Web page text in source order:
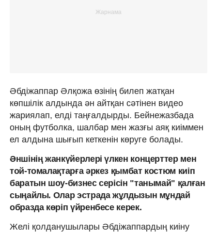
Әбдіжаппар Әлқожа өзінің билеп жатқан
көпшілік алдында ән айтқан сәтінен видео
жариялап, елді таңғалдырды. Бейнежазбада
оның футболка, шалбар мен жазғы аяқ киіммен
ел алдына шығып кеткенін көруге болады.
Әншінің жанкүйерлері үлкен концерттер мен
той-томалақтарға әркез қымбат костюм киіп
баратын шоу-бизнес серісін "танымай" қалған
сыңайлы. Олар эстрада жұлдызын мұндай
образда көріп үйренбесе керек.
Желі қолданушылары Әбдіжаппардың киіну